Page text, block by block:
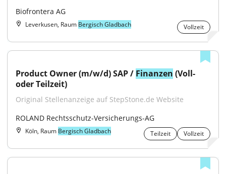
Biofrontera AG
Leverkusen, Raum Bergisch Gladbach Vollzeit
Product Owner (m/w/d) SAP / Finanzen (Voll-
oder Teilzeit)
Original Stellenanzeige auf StepStone.de Website
ROLAND Rechtsschutz-Versicherungs-AG
Köln, Raum Bergisch Gladbach Teilzeit Vollzeit